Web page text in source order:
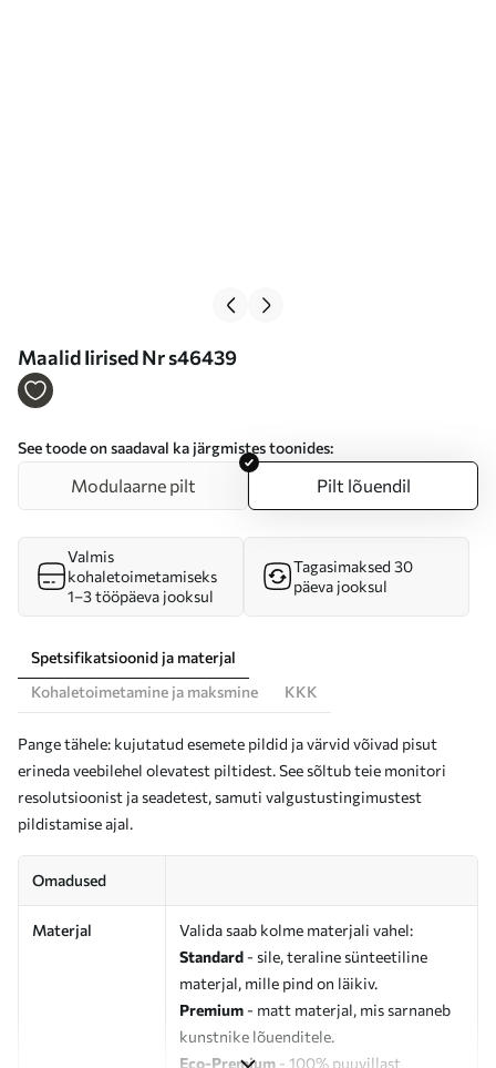
Maalid Iirised Nr s46439
See toode on saadaval ka järgmistes toonides:
Modulaarne pilt Pilt lõuendil
Valmis
kohaletoimetamiseks
1–3 tööpäeva jooksul
Tagasimaksed 30
päeva jooksul
Spetsifikatsioonid ja materjal
Kohaletoimetamine ja maksmine
KKK
Pange tähele: kujutatud esemete pildid ja värvid võivad pisut
erineda veebilehel olevatest piltidest. See sõltub teie monitori
resolutsioonist ja seadetest, samuti valgustustingimustest
pildistamise ajal.
Omadused
Materjal
Valida saab kolme materjali vahel:
Standard - sile, teraline sünteetiline
materjal, mille pind on läikiv.
Premium - matt materjal, mis sarnaneb
kunstnike lõuenditele.
Eco-Premium - 100% puuvillast